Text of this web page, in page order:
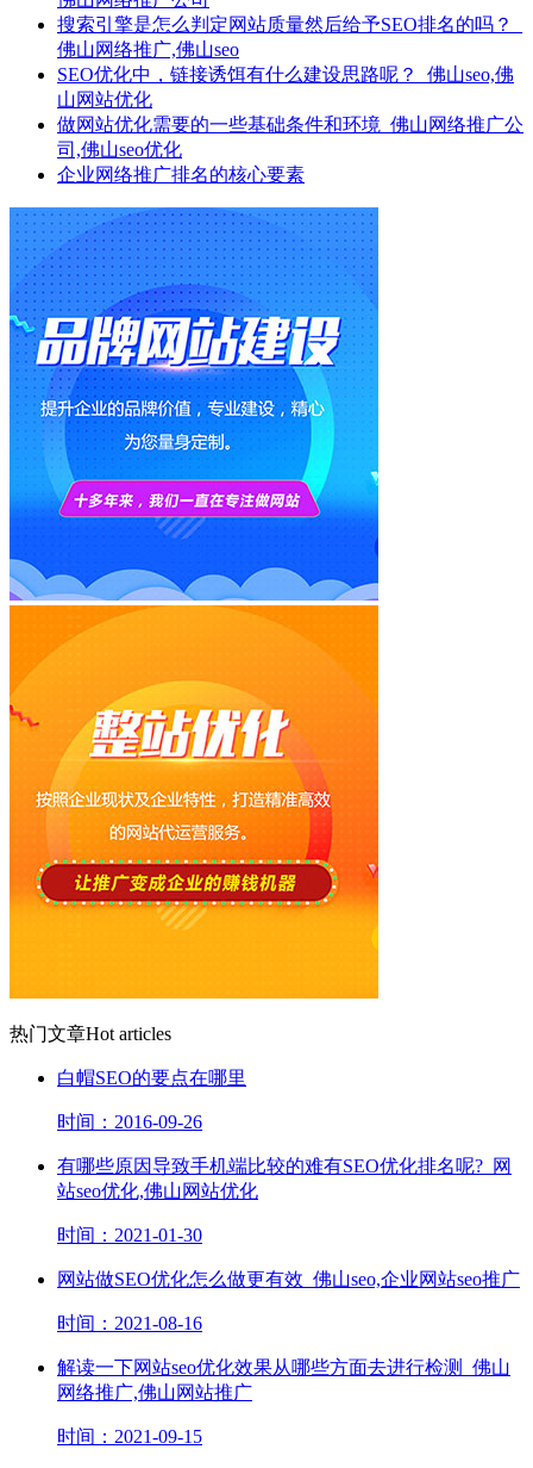
搜索引擎是怎么判定网站质量然后给予SEO排名的吗？_
佛山网络推广,佛山seo
SEO优化中，链接诱饵有什么建设思路呢？_佛山seo,佛
山网站优化
做网站优化需要的一些基础条件和环境_佛山网络推广公
司,佛山seo优化
企业网络推广排名的核心要素
热门文章Hot articles
白帽SEO的要点在哪里
时间：2016-09-26
有哪些原因导致手机端比较的难有SEO优化排名呢?_网
站seo优化,佛山网站优化
时间：2021-01-30
网站做SEO优化怎么做更有效_佛山seo,企业网站seo推广
时间：2021-08-16
解读一下网站seo优化效果从哪些方面去进行检测_佛山
网络推广,佛山网站推广
时间：2021-09-15